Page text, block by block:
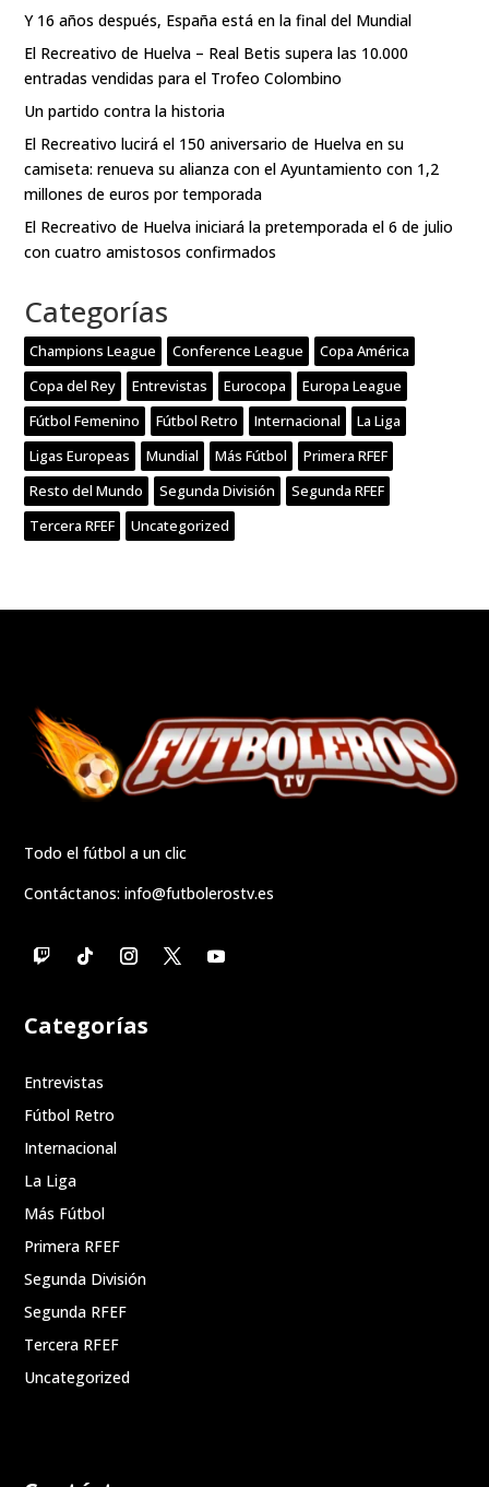
Y 16 años después, España está en la final del Mundial
El Recreativo de Huelva – Real Betis supera las 10.000
entradas vendidas para el Trofeo Colombino
Un partido contra la historia
El Recreativo lucirá el 150 aniversario de Huelva en su
camiseta: renueva su alianza con el Ayuntamiento con 1,2
millones de euros por temporada
El Recreativo de Huelva iniciará la pretemporada el 6 de julio
con cuatro amistosos confirmados
Categorías
Champions League Conference League
Copa América
Copa del Rey
Entrevistas Eurocopa
Europa League
Fútbol Femenino
Fútbol Retro Internacional
La Liga
Ligas Europeas
Mundial Más Fútbol
Primera RFEF
Resto del Mundo
Segunda División
Segunda RFEF
Tercera RFEF
Uncategorized
Todo el fútbol a un clic
Contáctanos:info@futbolerostv.es
Categorías
Entrevistas
Fútbol Retro
Internacional
La Liga
Más Fútbol
Primera RFEF
Segunda División
Segunda RFEF
Tercera RFEF
Uncategorized